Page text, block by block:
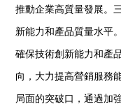
推動企業高質量發展。
新能力和產品質量水平
確保技術創新能力和產
向，大力提高營銷服務
局面的突破口，通過加